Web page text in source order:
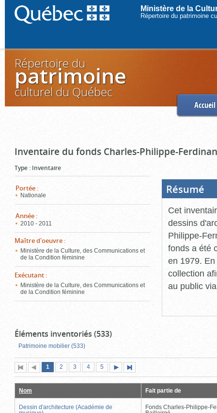
Ministère de la
Répertoire du patrimoine
Répertoire du
patrimoine
culturel du Québec
Accueil
Inventaire du fonds Charles-Philippe-
Type : Inventaire
Portée :
Nationale
Année :
2010 - 2011
Maître d'oeuvre :
Ministère de la Culture, des Communications et
de la Condition féminine
Exécutant :
Ministère de la Culture, des Communications et
de la Condition féminine
Résumé
Cet
dessins
Philippe-
fonds a été
en 1979.
collection
au public
Éléments inventoriés (533)
Patrimoine mobilier (533)
Première
page
Page
précédente
Page
1 (page
actuelle)
Page
2 Page
3 Page
4 Page
5
suivante
page
Nom Fait partie de
Dessin d'architecture (Académie de
Fonds Charles-Philippe-